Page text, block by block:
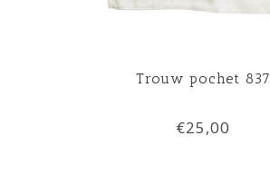
Trouw pochet 837
€25,00